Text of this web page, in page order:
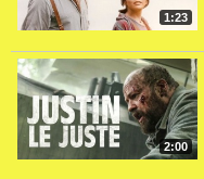
1:23
2:00